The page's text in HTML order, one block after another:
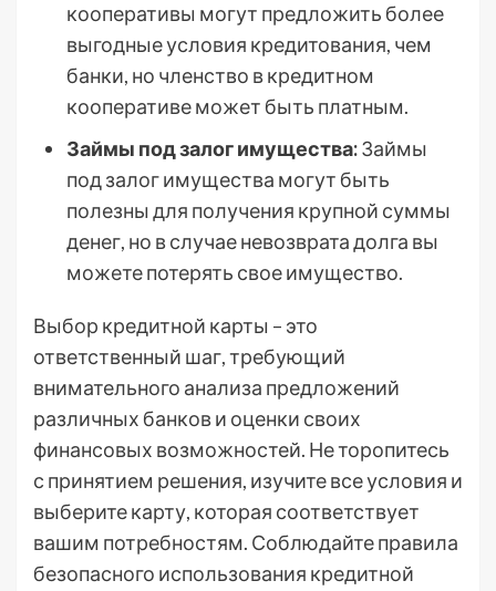
кооперативы могут предложить более
выгодные условия кредитования, чем
банки, но членство в кредитном
кооперативе может быть платным.
Займы под залог имущества:Займы
под залог имущества могут быть
полезны для получения крупной суммы
денег, но в случае невозврата долга вы
можете потерять свое имущество.
Выбор кредитной карты – это
ответственный шаг, требующий
внимательного анализа предложений
различных банков и оценки своих
финансовых возможностей. Не торопитесь
с принятием решения, изучите все условия и
выберите карту, которая соответствует
вашим потребностям. Соблюдайте правила
безопасного использования кредитной